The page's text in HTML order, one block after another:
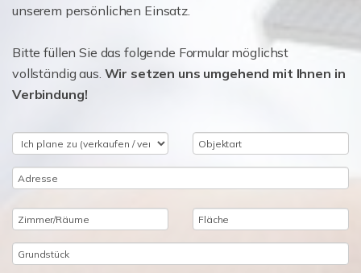
unserem persönlichen Einsatz.
Bitte füllen Sie das folgende Formular möglichst
vollständig aus. Wir setzen uns umgehend mit Ihnen in
Verbindung!